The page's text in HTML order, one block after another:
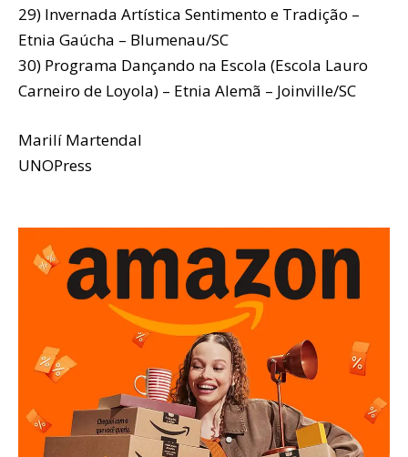
29) Invernada Artística Sentimento e Tradição –
Etnia Gaúcha – Blumenau/SC
30) Programa Dançando na Escola (Escola Lauro
Carneiro de Loyola) – Etnia Alemã – Joinville/SC
Marilí Martendal
UNOPress